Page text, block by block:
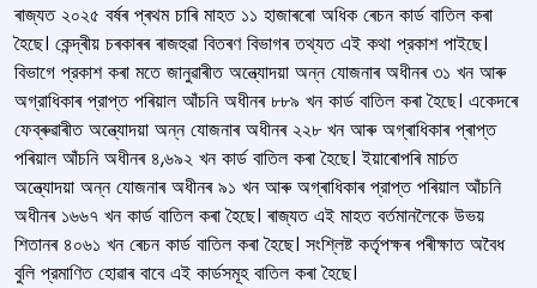
ৰাজ্যত ২০২৫ বৰ্ষৰ প্ৰথম চাৰি মাহত ১১ হাজাৰৰো অধিক ৰেচন কাৰ্ড বাতিল কৰা
হৈছে। কেন্দ্ৰীয় চৰকাৰৰ ৰাজহুৱা বিতৰণ বিভাগৰ তথ্যত এই কথা প্রকাশ পাইছে।
বিভাগে প্রকাশ কৰা মতে জানুৱাৰীত অন্ত্যোদয়া অন্ন যোজনাৰ অধীনৰ ৩১ খন আৰু
অগ্রাধিকাৰ প্রাপ্ত পৰিয়াল আঁচনি অধীনৰ ৮৮৯ খন কার্ড বাতিল কৰা হৈছে। একেদৰে
ফেব্ৰুৱাৰীত অন্ত্যোদয়া অন্ন যোজনাৰ অধীনৰ ২২৮ খন আৰু অগ্ৰাধিকাৰ প্ৰাপ্ত
পৰিয়াল আঁচনি অধীনৰ ৪,৬৯২ খন কার্ড বাতিল কৰা হৈছে। ইয়াৰোপৰি মাৰ্চত
অন্ত্যোদয়া অন্ন যোজনাৰ অধীনৰ ৯১ খন আৰু অগ্ৰাধিকাৰ প্রাপ্ত পৰিয়াল আঁচনি
অধীনৰ ১৬৬৭ খন কার্ড বাতিল কৰা হৈছে। ৰাজ্যত এই মাহত বৰ্তমানলৈকে উভয়
শিতানৰ ৪০৬১ খন ৰেচন কাৰ্ড বাতিল কৰা হৈছে। সংশ্লিষ্ট কৰ্তৃপক্ষৰ পৰীক্ষাত অবৈধ
বুলি প্রমাণিত হোৱাৰ বাবে এই কার্ডসমূহ বাতিল কৰা হৈছে।